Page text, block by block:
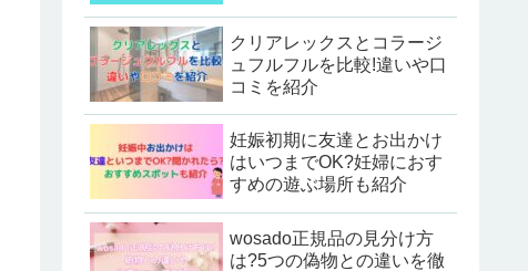
クリアレックスとコラージ
ュフルフルを比較!違いや口
コミを紹介
妊娠初期に友達とお出かけ
はいつまでOK?妊婦におす
すめの遊ぶ場所も紹介
wosado正規品の見分け方
は?5つの偽物との違いを徹